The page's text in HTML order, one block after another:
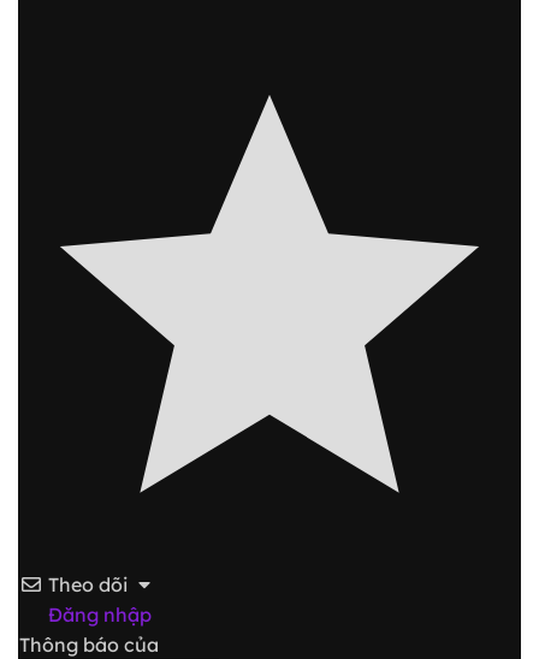
Theo dõi
Đăng nhập
Thông báo của